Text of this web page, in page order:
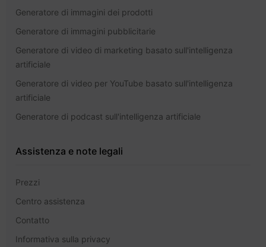
Generatore di immagini dei prodotti
Generatore di immagini pubblicitarie
Generatore di video di marketing basato sull'intelligenza
artificiale
Generatore di video per YouTube basato sull'intelligenza
artificiale
Generatore di podcast sull'intelligenza artificiale
Assistenza e note legali
Prezzi
Centro assistenza
Contatto
Informativa sulla privacy